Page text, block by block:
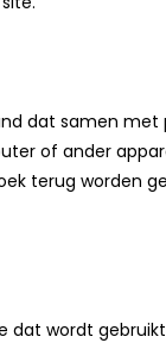
dat samen
of ander
terug worden
dat wordt